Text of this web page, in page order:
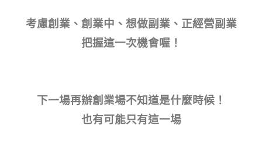
考慮創業、創業中、想做副業、正經營副業
把握這一次機會喔！
下一場再辦創業場不知道是什麼時候！
也有可能只有這一場